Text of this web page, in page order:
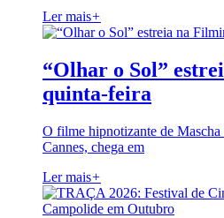
Ler mais+
“Olhar o Sol”
quinta-feira
O filme hipnotizante de
Cannes, chega em
Ler mais+